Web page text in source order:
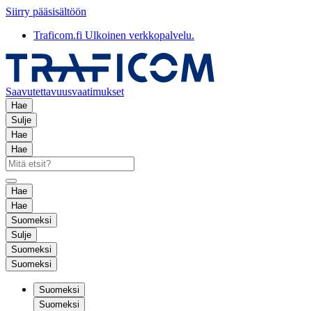
Siirry pääsisältöön
Traficom.fi Ulkoinen verkkopalvelu.
Saavutettavuusvaatimukset
Hae
Sulje
Hae
Hae
Hae
Hae
Suomeksi
Sulje
Suomeksi
Suomeksi
Suomeksi
Suomeksi